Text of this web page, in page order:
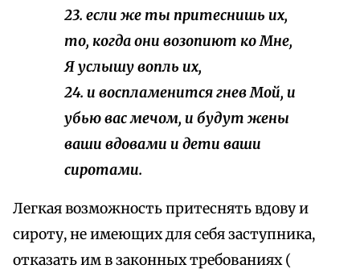
23. если же ты притеснишь их,
то, когда они возопиют ко Мне,
Я услышу вопль их,
24. и воспламенится гнев Мой, и
убью вас мечом, и будут жены
ваши вдовами и дети ваши
сиротами.
Легкая возможность притеснять вдову и
сироту, не имеющих для себя заступника,
отказать им в законных требованиях (